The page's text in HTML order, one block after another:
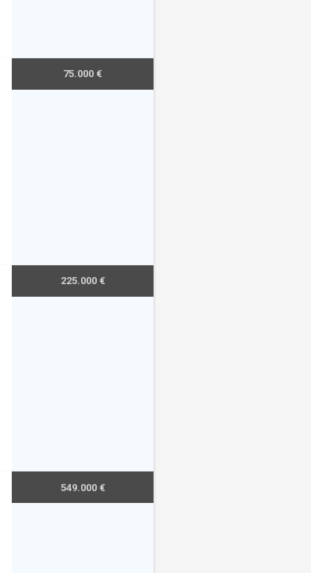
75.000 €
225.000 €
549.000 €